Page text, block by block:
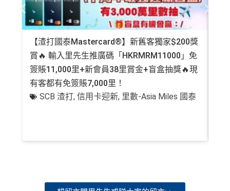
【渣打國泰Mastercard®】新舊客獨家$200獎
賞🔥 輸入里先生推廣碼「HKRMRM11000」免
簽賬11,000里+新會員38里賞金+盲盒抽獎🔥現
有客都有免簽賬7,000里！
SCB 渣打,信用卡迎新, 里數-Asia Miles 國泰